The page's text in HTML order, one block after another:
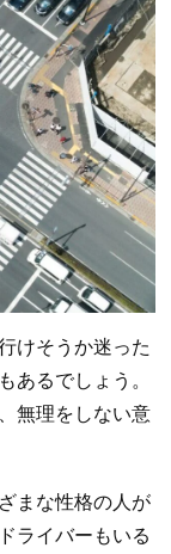
けそうか迷った
あるでしょう。
無理をしない意
まな性格の人が
ライバーもいる